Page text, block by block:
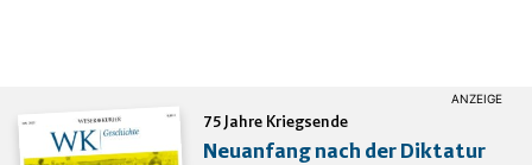
75 Jahre Kriegsende
Neuanfang nach der Diktatur